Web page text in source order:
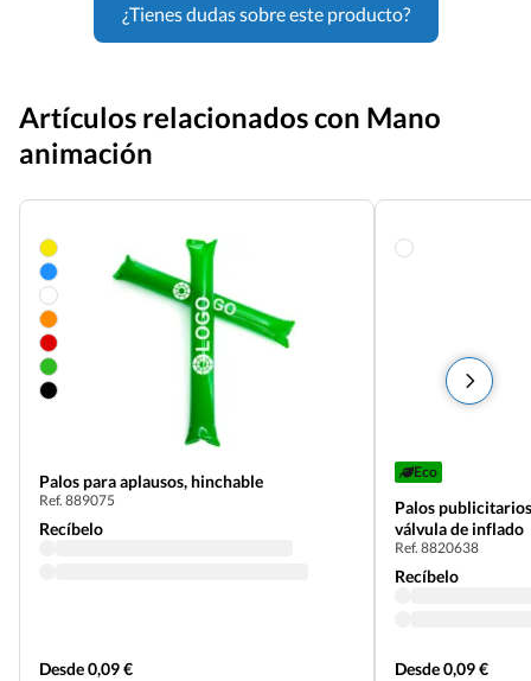
¿Tienes dudas sobre este producto?
Artículos relacionados con Mano
animación
Palos para aplausos, hinchable
Ref. 889075
Recíbelo
Desde 0,09 €
Eco
Palos
válvula de inflado
Ref. 8820638
Recíbelo
Desde 0,09 €